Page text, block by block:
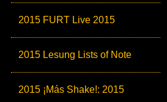
2015 FURT Live 2015
2015 Lesung Lists of Note
2015 ¡Más Shake!: 2015